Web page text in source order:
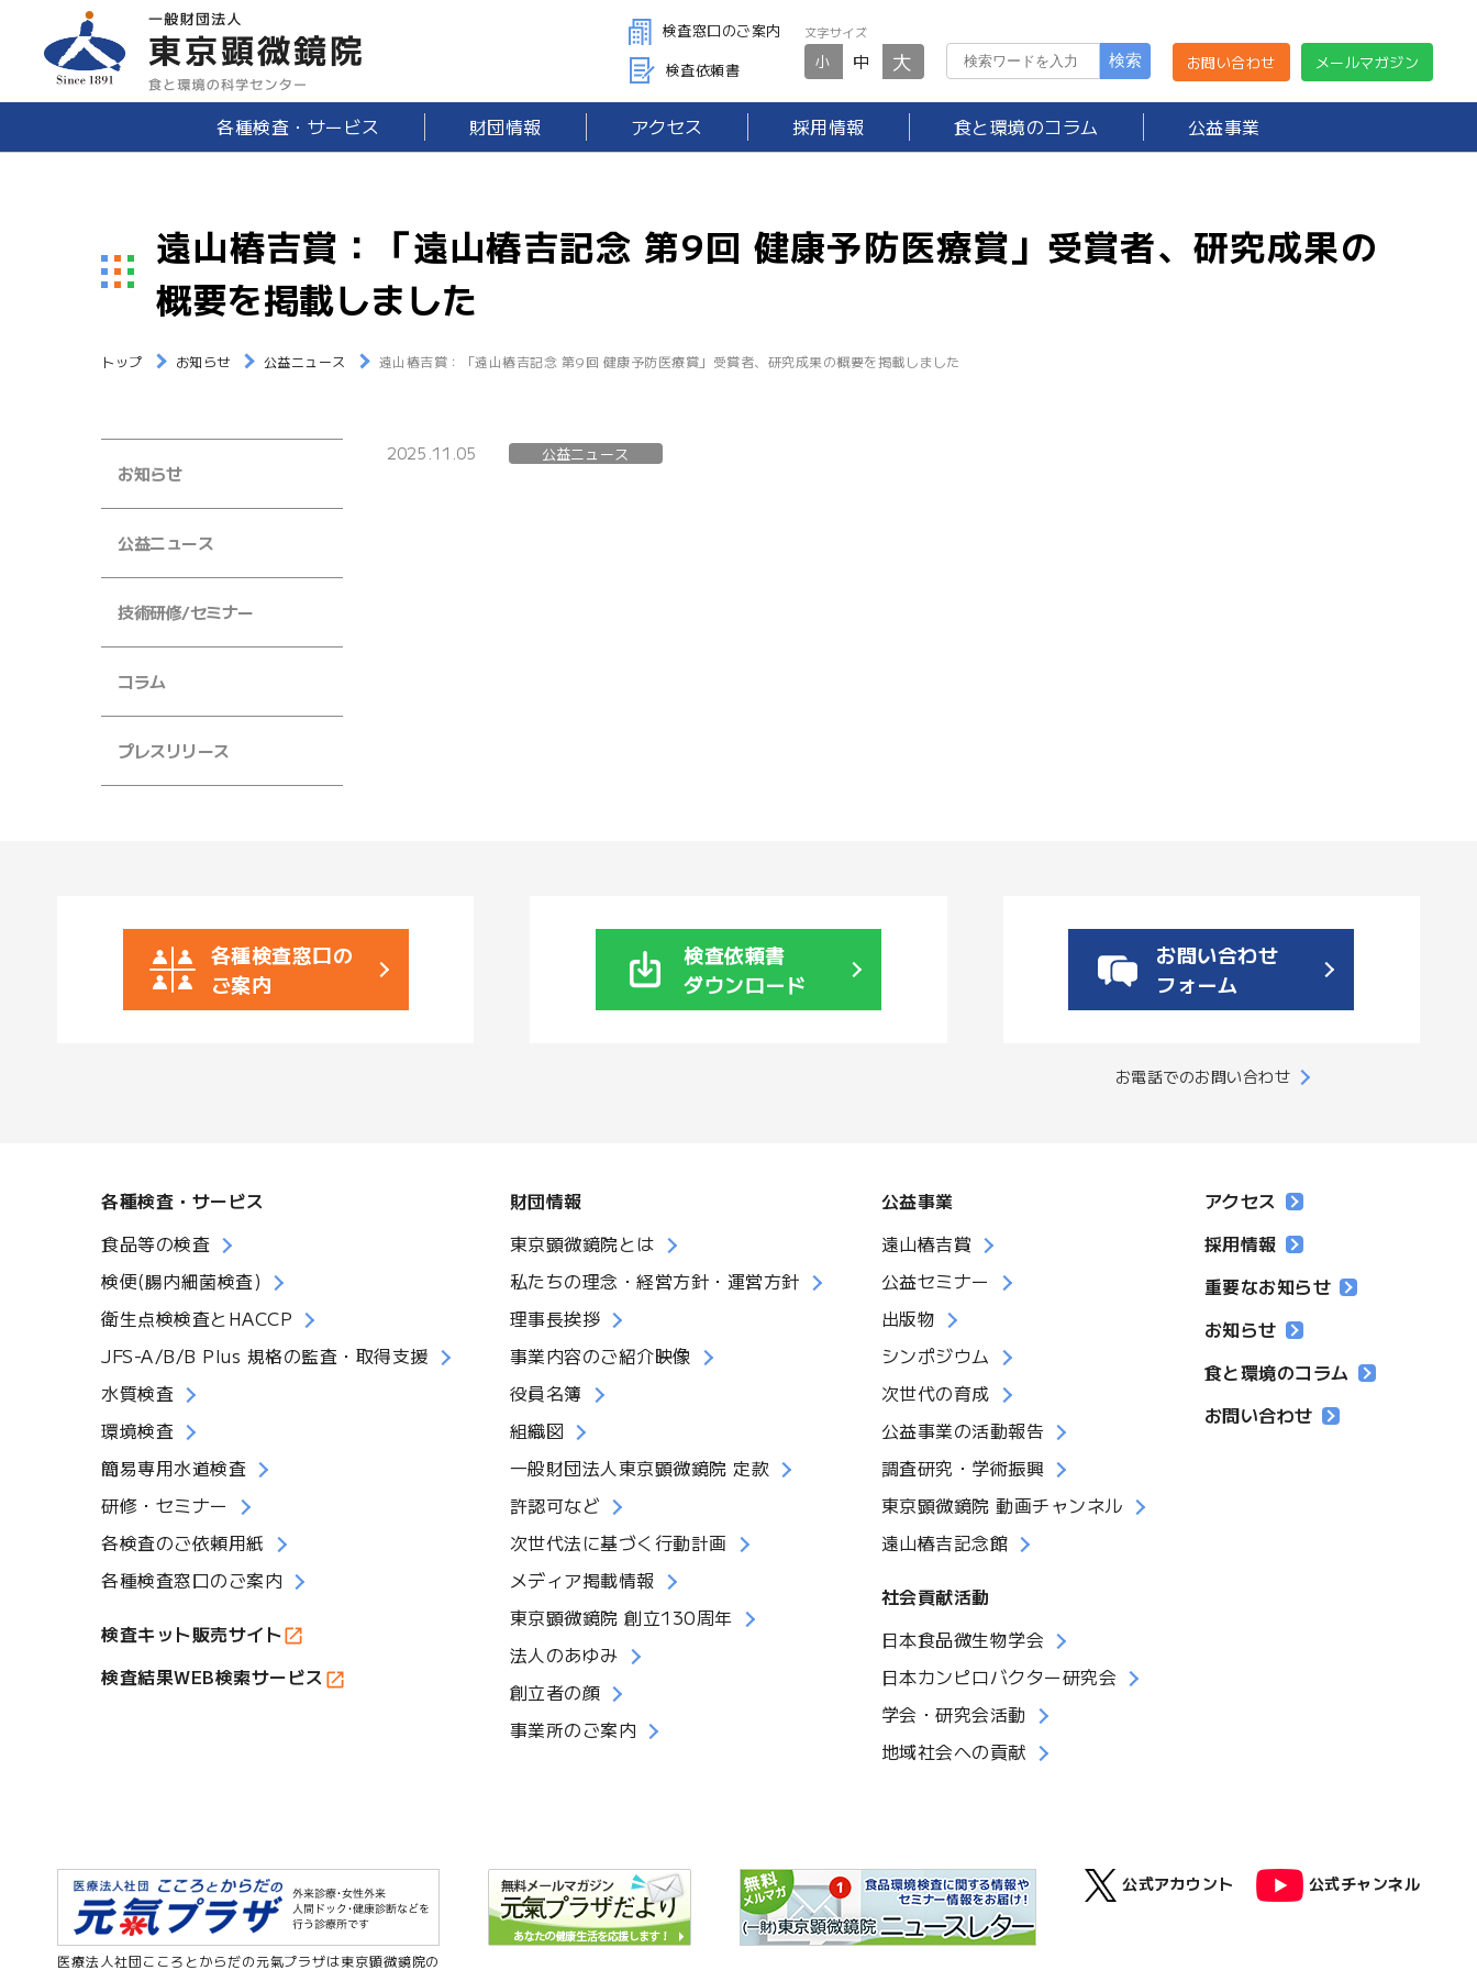
検査窓口のご案内
検査依頼書
文字サイズ
小 中 大 お問い合わせ メールマガジン
各種検査・サービス 財団情報 アクセス 採用情報 食と環境のコラム 公益事業
遠山椿吉賞：「遠山椿吉記念 第9回 健康予防医療賞」受賞者、研究成果の
概要を掲載しました
トップ お知らせ 公益ニュース 遠山椿吉賞：「遠山椿吉記念 第9回 健康予防医療賞」受賞者、研究成果の概要を掲載しました
2025.11.05 公益ニュース
お知らせ
公益ニュース
技術研修/セミナー
コラム
プレスリリース
各種検査窓口の
ご案内
検査依頼書
ダウンロード
お問い合わせ
フォーム
お電話でのお問い合わせ
各種検査・サービス
食品等の検査
検便(腸内細菌検査)
衛生点検検査とHACCP
JFS-A/B/B Plus 規格の監査・取得支援
水質検査
環境検査
簡易専用水道検査
研修・セミナー
各検査のご依頼用紙
各種検査窓口のご案内
検査キット販売サイト
検査結果WEB検索サービス
財団情報
東京顕微鏡院とは
私たちの理念・経営方針・運営方針
理事長挨拶
事業内容のご紹介映像
役員名簿
組織図
一般財団法人東京顕微鏡院 定款
許認可など
次世代法に基づく行動計画
メディア掲載情報
東京顕微鏡院 創立130周年
法人のあゆみ
創立者の顔
事業所のご案内
公益事業
遠山椿吉賞
公益セミナー
出版物
シンポジウム
次世代の育成
公益事業の活動報告
調査研究・学術振興
東京顕微鏡院 動画チャンネル
遠山椿吉記念館
社会貢献活動
日本食品微生物学会
日本カンピロバクター研究会
学会・研究会活動
地域社会への貢献
アクセス
採用情報
重要なお知らせ
お知らせ
食と環境のコラム
お問い合わせ
医療法人社団こころとからだの元氣プラザは東京顕微鏡院の
公式アカウント 公式チャンネル